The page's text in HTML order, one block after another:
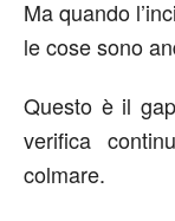
Ma quando l’
le cose sono
Questo è il gap
verifica
colmare.